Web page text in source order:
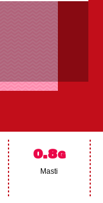
0.8g
Masti